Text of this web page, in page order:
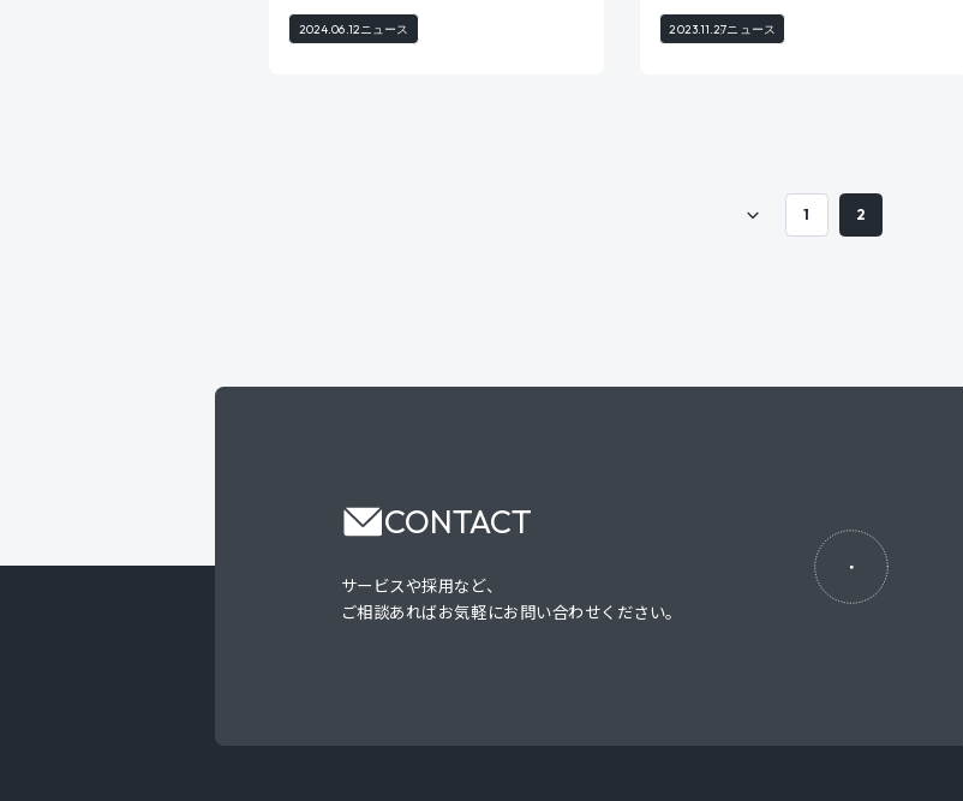
2024.06.12 ニュース 2023.11.27ニュース
1 2
CONTACT
サービスや採用など、
ご相談あればお気軽にお問い合わせください。